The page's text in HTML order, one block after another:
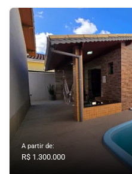
A partir de:
R$ 1.300.000